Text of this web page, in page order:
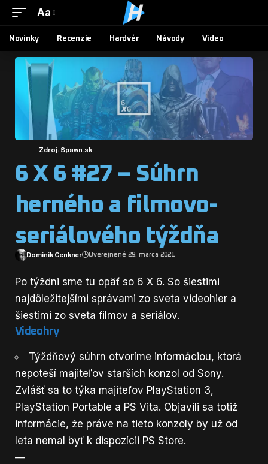
Aa
Novinky Recenzie Hardvér Návody Video
Zdroj: Spawn.sk
6 X 6 #27 – Súhrn
herného a filmovo-
seriálového týždňa
Dominik Cenkner Uverejnené 29. marca 2021
Po týždni sme tu opäť so 6 X 6. So šiestimi
najdôležitejšími správami zo sveta videohier a
šiestimi zo sveta filmov a seriálov.
Videohry
Týždňový súhrn otvoríme informáciou, ktorá
nepoteší majiteľov starších konzol od Sony.
Zvlášť sa to týka majiteľov PlayStation 3,
PlayStation Portable a PS Vita. Objavili sa totiž
informácie, že práve na tieto konzoly by už od
leta nemal byť k dispozícii PS Store.
—